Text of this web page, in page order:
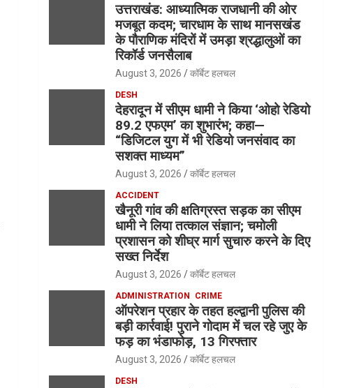
उत्तराखंड: आध्यात्मिक राजधानी की ओर
मजबूत कदम; चारधाम के साथ मानसखंड
के पौराणिक मंदिरों में उमड़ा श्रद्धालुओं का
रिकॉर्ड जनसैलाब
August 3, 2026 कॉर्बेट हलचल
DESH
देहरादून में सीएम धामी ने किया ‘ओहो रेडियो
89.2 एफएम’ का शुभारंभ; कहा—
“डिजिटल युग में भी रेडियो जनसंवाद का
सशक्त माध्यम”
August 3, 2026 कॉर्बेट हलचल
ACCIDENT
खैनूरी गांव की क्षतिग्रस्त सड़क का सीएम
धामी ने लिया तत्काल संज्ञान; चमोली
प्रशासन को शीघ्र मार्ग सुचारु करने के दिए
सख्त निर्देश
August 3, 2026 कॉर्बेट हलचल
ADMINISTRATION CRIME
ऑपरेशन प्रहार के तहत हल्द्वानी पुलिस की
बड़ी कार्रवाई! पुराने गोदाम में चल रहे जुए के
फड़ का भंडाफोड़, 13 गिरफ्तार
August 3, 2026 कॉर्बेट हलचल
DESH